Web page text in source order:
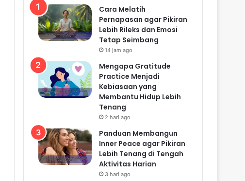
Cara Melatih
Pernapasan agar Pikiran
Lebih Rileks dan Emosi
Tetap Seimbang
14 jam ago
Mengapa Gratitude
Practice Menjadi
Kebiasaan yang
Membantu Hidup Lebih
Tenang
2 hari ago
Panduan Membangun
Inner Peace agar Pikiran
Lebih Tenang di Tengah
Aktivitas Harian
3 hari ago